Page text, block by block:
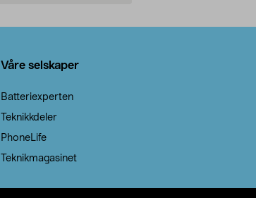
Våre selskaper
Batteriexperten
Teknikkdeler
PhoneLife
Teknikmagasinet